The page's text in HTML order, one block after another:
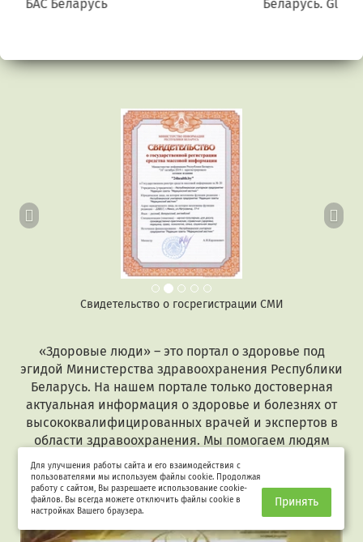
Свидетельство о госрегистрации СМИ
Предыдущий
«Здоровые люди» – это портал о здоровье под
эгидой Министерства здравоохранения Республики
Беларусь. На нашем портале только достоверная
актуальная информация о здоровье и болезнях от
высококвалифицированных врачей и экспертов в
области здравоохранения. Мы помогаем людям
сохранить здоровье и поддерживаем тех, кто
заболел.
Для улучшения работы сайта и его взаимодействия с
пользователями мы используем файлы cookie. Продолжая
работу с сайтом, Вы разрешаете использование cookie-
файлов. Вы всегда можете отключить файлы cookie в
настройках Вашего браузера.
Принять